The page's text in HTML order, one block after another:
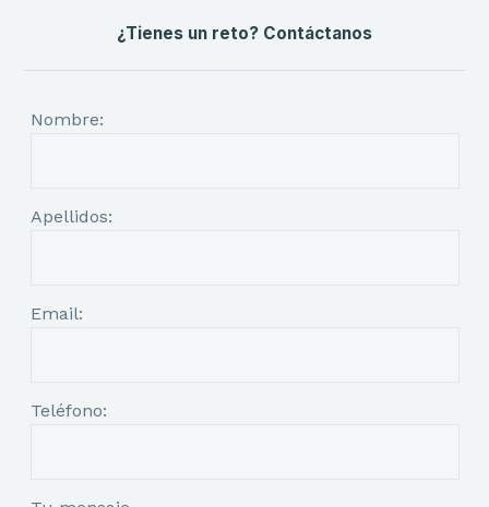
¿Tienes un reto? Contáctanos
Nombre:
Apellidos:
Email:
Teléfono: